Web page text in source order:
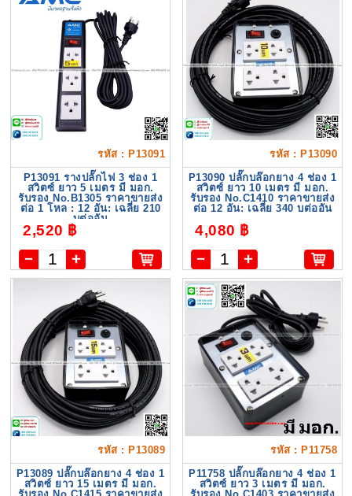
รหัส : P13091
P13091 รางปลั๊กไฟ 3 ช่อง 1
สวิตซ์ ยาว 5 เมตร มี มอก.
รับรอง No.B1305 ราคาขายส่ง
ต่อ 1 โหล : 12 อัน: เฉลี่ย 210
บต่ออัน
2,520 ฿
รหัส : P13090
P13090 ปลั๊กบล๊อกยาง 4 ช่อง 1
สวิตซ์ ยาว 10 เมตร มี มอก.
รับรอง No.C1410 ราคาขายส่ง
ต่อ 12 อัน: เฉลี่ย 340 บต่ออัน
4,080 ฿
รหัส : P13089
P13089 ปลั๊กบล๊อกยาง 4 ช่อง 1
สวิตซ์ ยาว 15 เมตร มี มอก.
รหัส : P11758
P11758 ปลั๊กบล๊อกยาง 4 ช่อง 1
สวิตซ์ ยาว 3 เมตร มี มอก.